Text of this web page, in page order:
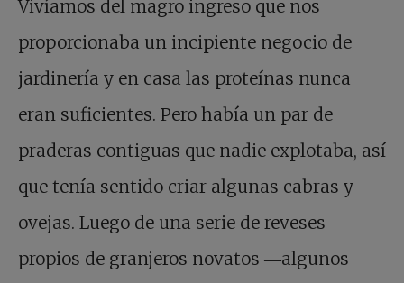
Vivíamos del magro ingreso que nos
proporcionaba un incipiente negocio de
jardinería y en casa las proteínas nunca
eran suficientes. Pero había un par de
praderas contiguas que nadie explotaba, así
que tenía sentido criar algunas cabras y
ovejas. Luego de una serie de reveses
propios de granjeros novatos ―algunos